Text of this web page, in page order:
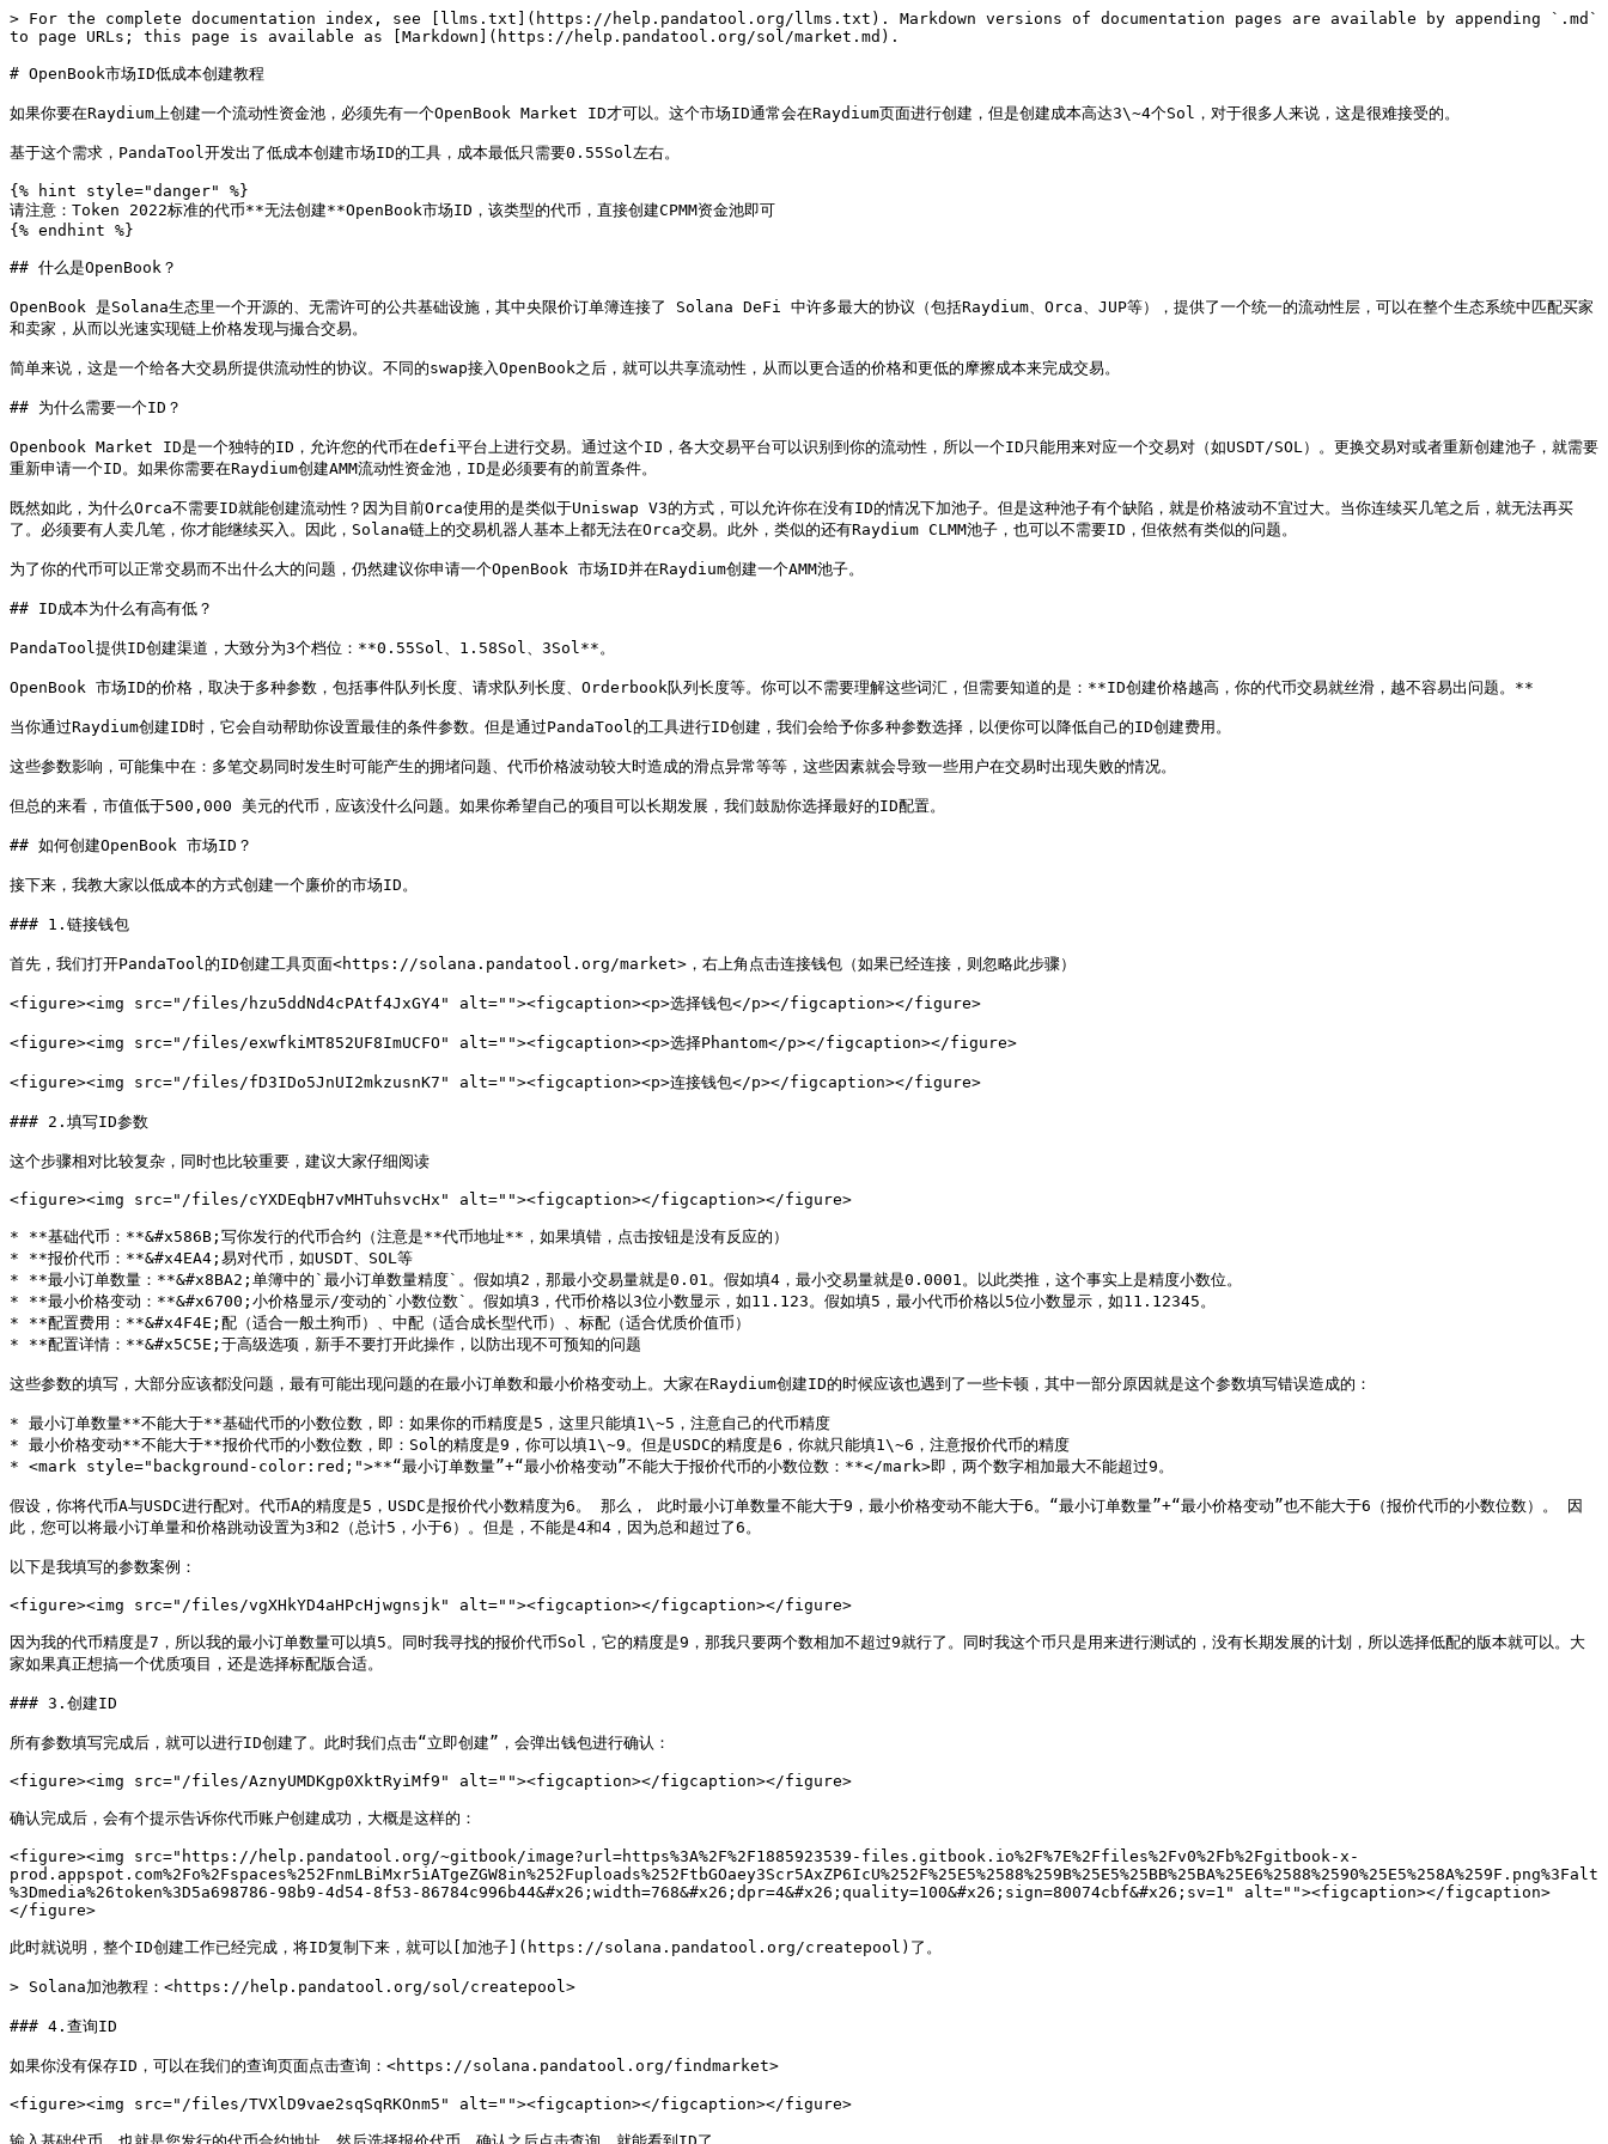
> For the complete documentation index, see [llms.txt](https://help.pandatool.org/llms.txt). Markdown versions of documentation pages are available by appending `.md`
to page URLs; this page is available as [Markdown](https://help.pandatool.org/sol/market.md).
# OpenBook市场ID低成本创建教程
如果你要在Raydium上创建一个流动性资金池，必须先有一个OpenBook Market ID才可以。这个市场ID通常会在Raydium页面进行创建，但是创建成本高达3\~4个Sol，对于很多人来说，这是很难接受的。
基于这个需求，PandaTool开发出了低成本创建市场ID的工具，成本最低只需要0.55Sol左右。
{% hint style="danger" %}
请注意：Token 2022标准的代币**无法创建**OpenBook市场ID，该类型的代币，直接创建CPMM资金池即可
{% endhint %}
## 什么是OpenBook？
OpenBook 是Solana生态里一个开源的、无需许可的公共基础设施，其中央限价订单簿连接了 Solana DeFi 中许多最大的协议（包括Raydium、Orca、JUP等），提供了一个统一的流动性层，可以在整个生态系统中匹配买家
和卖家，从而以光速实现链上价格发现与撮合交易。
简单来说，这是一个给各大交易所提供流动性的协议。不同的swap接入OpenBook之后，就可以共享流动性，从而以更合适的价格和更低的摩擦成本来完成交易。
## 为什么需要一个ID？
Openbook Market ID是一个独特的ID，允许您的代币在defi平台上进行交易。通过这个ID，各大交易平台可以识别到你的流动性，所以一个ID只能用来对应一个交易对（如USDT/SOL）。更换交易对或者重新创建池子，就需要
重新申请一个ID。如果你需要在Raydium创建AMM流动性资金池，ID是必须要有的前置条件。
既然如此，为什么Orca不需要ID就能创建流动性？因为目前Orca使用的是类似于Uniswap V3的方式，可以允许你在没有ID的情况下加池子。但是这种池子有个缺陷，就是价格波动不宜过大。当你连续买几笔之后，就无法再买
了。必须要有人卖几笔，你才能继续买入。因此，Solana链上的交易机器人基本上都无法在Orca交易。此外，类似的还有Raydium CLMM池子，也可以不需要ID，但依然有类似的问题。
为了你的代币可以正常交易而不出什么大的问题，仍然建议你申请一个OpenBook 市场ID并在Raydium创建一个AMM池子。
## ID成本为什么有高有低？
PandaTool提供ID创建渠道，大致分为3个档位：**0.55Sol、1.58Sol、3Sol**。
OpenBook 市场ID的价格，取决于多种参数，包括事件队列长度、请求队列长度、Orderbook队列长度等。你可以不需要理解这些词汇，但需要知道的是：**ID创建价格越高，你的代币交易就丝滑，越不容易出问题。**
当你通过Raydium创建ID时，它会自动帮助你设置最佳的条件参数。但是通过PandaTool的工具进行ID创建，我们会给予你多种参数选择，以便你可以降低自己的ID创建费用。
这些参数影响，可能集中在：多笔交易同时发生时可能产生的拥堵问题、代币价格波动较大时造成的滑点异常等等，这些因素就会导致一些用户在交易时出现失败的情况。
但总的来看，市值低于500,000 美元的代币，应该没什么问题。如果你希望自己的项目可以长期发展，我们鼓励你选择最好的ID配置。
## 如何创建OpenBook 市场ID？
接下来，我教大家以低成本的方式创建一个廉价的市场ID。
### 1.链接钱包
首先，我们打开PandaTool的ID创建工具页面<https://solana.pandatool.org/market>，右上角点击连接钱包（如果已经连接，则忽略此步骤）
<figure><img src="/files/hzu5ddNd4cPAtf4JxGY4" alt=""><figcaption><p>选择钱包</p></figcaption></figure>
<figure><img src="/files/exwfkiMT852UF8ImUCFO" alt=""><figcaption><p>选择Phantom</p></figcaption></figure>
<figure><img src="/files/fD3IDo5JnUI2mkzusnK7" alt=""><figcaption><p>连接钱包</p></figcaption></figure>
### 2.填写ID参数
这个步骤相对比较复杂，同时也比较重要，建议大家仔细阅读
<figure><img src="/files/cYXDEqbH7vMHTuhsvcHx" alt=""><figcaption></figcaption></figure>
* **基础代币：**&#x586B;写你发行的代币合约（注意是**代币地址**，如果填错，点击按钮是没有反应的）
* **报价代币：**&#x4EA4;易对代币，如USDT、SOL等
* **最小订单数量：**&#x8BA2;单簿中的`最小订单数量精度`。假如填2，那最小交易量就是0.01。假如填4，最小交易量就是0.0001。以此类推，这个事实上是精度小数位。
* **最小价格变动：**&#x6700;小价格显示/变动的`小数位数`。假如填3，代币价格以3位小数显示，如11.123。假如填5，最小代币价格以5位小数显示，如11.12345。
* **配置费用：**&#x4F4E;配（适合一般土狗币）、中配（适合成长型代币）、标配（适合优质价值币）
* **配置详情：**&#x5C5E;于高级选项，新手不要打开此操作，以防出现不可预知的问题
这些参数的填写，大部分应该都没问题，最有可能出现问题的在最小订单数和最小价格变动上。大家在Raydium创建ID的时候应该也遇到了一些卡顿，其中一部分原因就是这个参数填写错误造成的：
* 最小订单数量**不能大于**基础代币的小数位数，即：如果你的币精度是5，这里只能填1\~5，注意自己的代币精度
* 最小价格变动**不能大于**报价代币的小数位数，即：Sol的精度是9，你可以填1\~9。但是USDC的精度是6，你就只能填1\~6，注意报价代币的精度
* <mark style="background-color:red;">**“最小订单数量”+“最小价格变动”不能大于报价代币的小数位数：**</mark>即，两个数字相加最大不能超过9。
假设，你将代币A与USDC进行配对。代币A的精度是5，USDC是报价代小数精度为6。 那么， 此时最小订单数量不能大于9，最小价格变动不能大于6。“最小订单数量”+“最小价格变动”也不能大于6（报价代币的小数位数）。 因
此，您可以将最小订单量和价格跳动设置为3和2（总计5，小于6）。但是，不能是4和4，因为总和超过了6。
以下是我填写的参数案例：
<figure><img src="/files/vgXHkYD4aHPcHjwgnsjk" alt=""><figcaption></figcaption></figure>
因为我的代币精度是7，所以我的最小订单数量可以填5。同时我寻找的报价代币Sol，它的精度是9，那我只要两个数相加不超过9就行了。同时我这个币只是用来进行测试的，没有长期发展的计划，所以选择低配的版本就可以。大
家如果真正想搞一个优质项目，还是选择标配版合适。
### 3.创建ID
所有参数填写完成后，就可以进行ID创建了。此时我们点击“立即创建”，会弹出钱包进行确认：
<figure><img src="/files/AznyUMDKgp0XktRyiMf9" alt=""><figcaption></figcaption></figure>
确认完成后，会有个提示告诉你代币账户创建成功，大概是这样的：
<figure><img src="https://help.pandatool.org/~gitbook/image?url=https%3A%2F%2F1885923539-files.gitbook.io%2F%7E%2Ffiles%2Fv0%2Fb%2Fgitbook-x-
prod.appspot.com%2Fo%2Fspaces%252FnmLBiMxr5iATgeZGW8in%252Fuploads%252FtbGOaey3Scr5AxZP6IcU%252F%25E5%2588%259B%25E5%25BB%25BA%25E6%2588%2590%25E5%258A%259F.png%3Falt
%3Dmedia%26token%3D5a698786-98b9-4d54-8f53-86784c996b44&#x26;width=768&#x26;dpr=4&#x26;quality=100&#x26;sign=80074cbf&#x26;sv=1" alt=""><figcaption></figcaption>
</figure>
此时就说明，整个ID创建工作已经完成，将ID复制下来，就可以[加池子](https://solana.pandatool.org/createpool)了。
> Solana加池教程：<https://help.pandatool.org/sol/createpool>
### 4.查询ID
如果你没有保存ID，可以在我们的查询页面点击查询：<https://solana.pandatool.org/findmarket>
<figure><img src="/files/TVXlD9vae2sqSqRKOnm5" alt=""><figcaption></figcaption></figure>